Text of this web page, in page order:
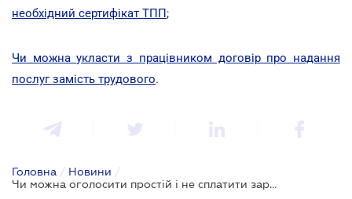
необхідний сертифікат ТПП;
Чи можна укласти з працівником договір про надання
послуг замість трудового.
Головна / Новини /
Чи можна оголосити простій і не сплатити зарплату працівникам, якщо підприємство функціонувало